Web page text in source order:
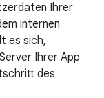
Ihrer
internen
es sich,
Ihrer App
des